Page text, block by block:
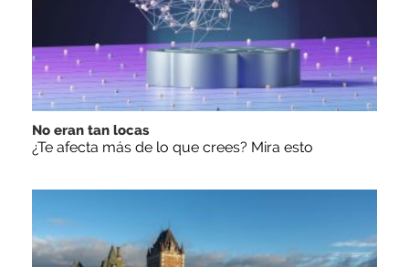
No eran tan locas
¿Te afecta más de lo que crees? Mira esto